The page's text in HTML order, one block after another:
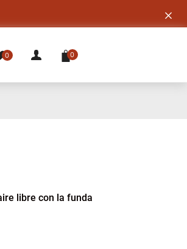
0
0
libre con la funda